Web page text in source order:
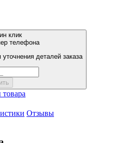
клик
телефона
деталей заказа
товара
Отзывы